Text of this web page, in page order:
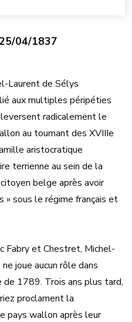
04/1837
Laurent de Sélys
aux multiples péripéties
radicalement le
au tournant des XVIIIe
aristocratique
terrienne au sein de la
belge après avoir
» sous le régime français et
Fabry et Chestret, Michel-
joue aucun rôle dans
de 1789. Trois ans plus tard,
proclament la
pays wallon après leur